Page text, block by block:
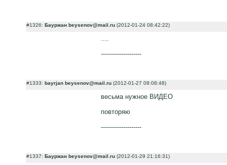
#1326: Бауржан beysenov@mail.ru (2012-01-24 08:42:22)
--------------------
#1333: bayrjan beysenov@mail.ru (2012-01-27 08:08:48)
весьма нужное ВИДЕО
повторяю
--------------------
#1337: Бауржан beysenov@mail.ru (2012-01-29 21:16:31)